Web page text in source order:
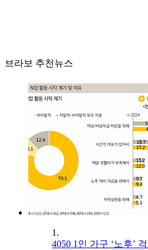
브라보 추천뉴스
1.
4050 1인 가구 ‘노후’